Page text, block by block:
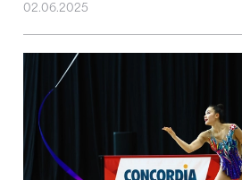
02.06.2025
Lauren Grüniger kürt sich